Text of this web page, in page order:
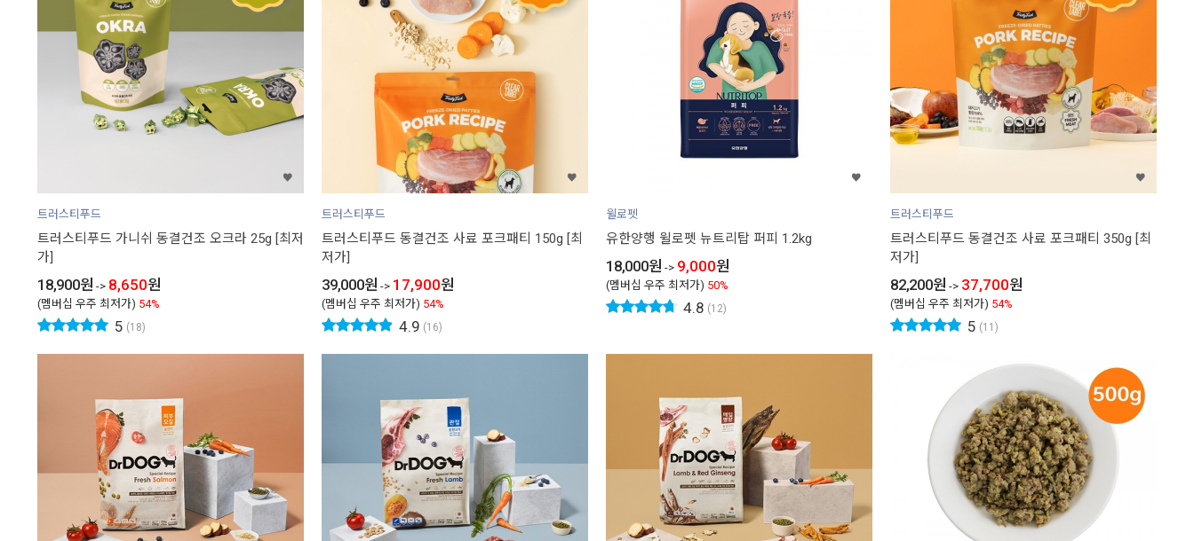
트러스티푸드
트러스티푸드 가니쉬 동결건조 오크라 25g [최저
가]
18,900원 -> 8,650원
(멤버십 우주 최저가) 54%
5 (18)
트러스티푸드
트러스티푸드 동결건조 사료 포크패티 150g [최
저가]
39,000원 -> 17,900원
(멤버십 우주 최저가) 54%
4.9 (16)
윌로펫
유한양행 윌로펫 뉴트리탑 퍼피 1.2kg
18,000원 -> 9,000원
(멤버십 우주 최저가) 50%
4.8 (12)
트러스티푸드
트러스티푸드 동결건조 사료 포크패티 350g [최
저가]
82,200원 -> 37,700원
(멤버십 우주 최저가) 54%
5 (11)